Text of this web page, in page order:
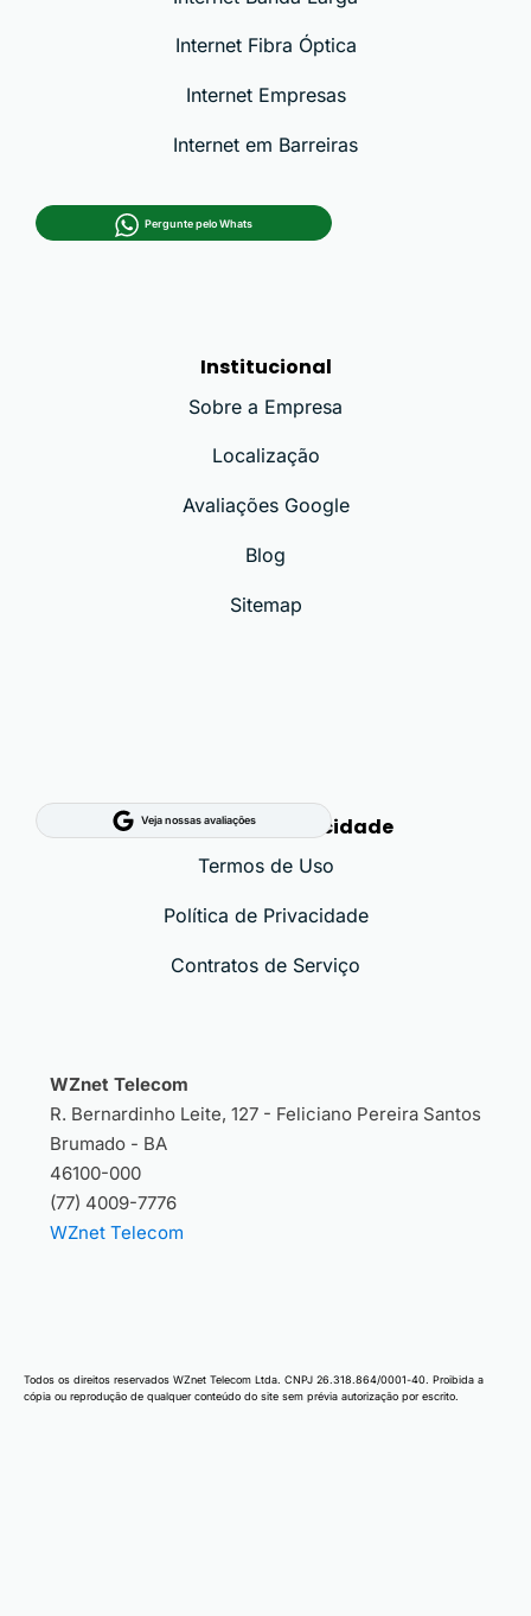
Pergunte pelo Whats
Veja nossas avaliações
Internet Fibra Óptica
Internet Empresas
Internet em Barreiras
Institucional
Sobre a Empresa
Localização
Avaliações Google
Blog
Sitemap
Segurança e Privacidade
Termos de Uso
Política de Privacidade
Contratos de Serviço
WZnet Telecom
R. Bernardinho Leite, 127 - Feliciano Pereira Santos
Brumado - BA
46100-000
(77) 4009-7776
WZnet Telecom
Todos os direitos reservados WZnet Telecom Ltda. CNPJ 26.318.864/0001-40. Proibida a
cópia ou reprodução de qualquer conteúdo do site sem prévia autorização por escrito.